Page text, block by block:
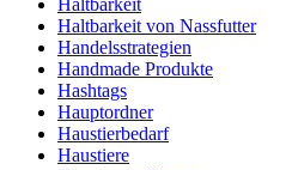
Haltbarkeit
Haltbarkeit von Nassfutter
Handelsstrategien
Handmade Produkte
Hashtags
Hauptordner
Haustierbedarf
Haustiere